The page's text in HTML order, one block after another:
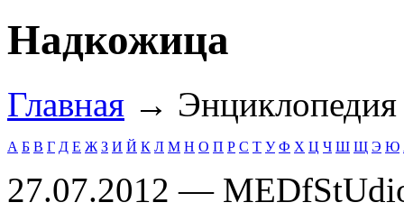
Надкожица
Главная →
А Б В Г Д Е Ж З И Й К Л М Н О П Р С Т У Ф Х Ц Ч Ш Щ Э Ю
27.07.2012 —